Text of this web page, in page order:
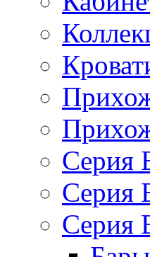
Серия
Серия
Серия